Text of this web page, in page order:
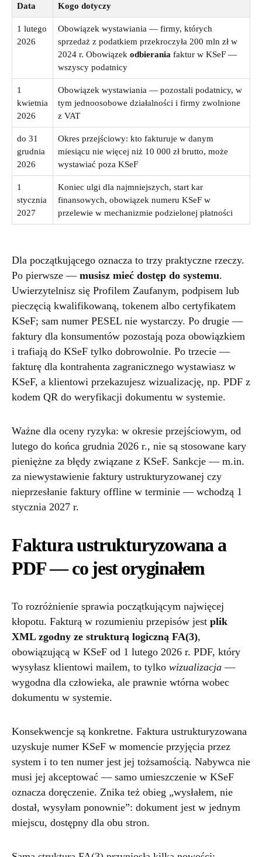
Data Kogo dotyczy
1 lutego
2026
Obowiązek wystawiania — firmy, których
sprzedaż z podatkiem przekroczyła 200 mln zł w
2024 r. Obowiązek odbierania faktur w KSeF —
wszyscy podatnicy
1
kwietnia
2026
Obowiązek wystawiania — pozostali podatnicy, w
tym jednoosobowe działalności i firmy zwolnione
z VAT
do 31
grudnia
2026
Okres przejściowy: kto fakturuje w danym
miesiącu nie więcej niż 10 000 zł brutto, może
wystawiać poza KSeF
1
stycznia
2027
Koniec ulgi dla najmniejszych, start kar
finansowych, obowiązek numeru KSeF w
przelewie w mechanizmie podzielonej płatności
Dla początkującego oznacza to trzy praktyczne rzeczy.
Po pierwsze — musisz mieć dostęp do systemu.
Uwierzytelnisz się Profilem Zaufanym, podpisem lub
pieczęcią kwalifikowaną, tokenem albo certyfikatem
KSeF; sam numer PESEL nie wystarczy. Po drugie —
faktury dla konsumentów pozostają poza obowiązkiem
i trafiają do KSeF tylko dobrowolnie. Po trzecie —
fakturę dla kontrahenta zagranicznego wystawiasz w
KSeF, a klientowi przekazujesz wizualizację, np. PDF z
kodem QR do weryfikacji dokumentu w systemie.
Ważne dla oceny ryzyka: w okresie przejściowym, od
lutego do końca grudnia 2026 r., nie są stosowane kary
pieniężne za błędy związane z KSeF. Sankcje — m.in.
za niewystawienie faktury ustrukturyzowanej czy
nieprzesłanie faktury offline w terminie — wchodzą 1
stycznia 2027 r.
Faktura ustrukturyzowana a
PDF — co jest oryginałem
To rozróżnienie sprawia początkującym najwięcej
kłopotu. Fakturą w rozumieniu przepisów jest plik
XML zgodny ze strukturą logiczną FA(3),
obowiązującą w KSeF od 1 lutego 2026 r. PDF, który
wysyłasz klientowi mailem, to tylko wizualizacja —
wygodna dla człowieka, ale prawnie wtórna wobec
dokumentu w systemie.
Konsekwencje są konkretne. Faktura ustrukturyzowana
uzyskuje numer KSeF w momencie przyjęcia przez
system i to ten numer jest jej tożsamością. Nabywca nie
musi jej akceptować — samo umieszczenie w KSeF
oznacza doręczenie. Znika też obieg „wysłałem, nie
dostał, wysyłam ponownie”: dokument jest w jednym
miejscu, dostępny dla obu stron.